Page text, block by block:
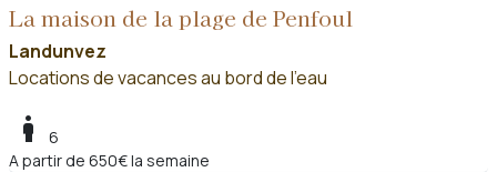
La maison de la plage de Penfoul
Landunvez
Locations de vacances au bord de l'eau
boy
6
A partir de 650€ la semaine